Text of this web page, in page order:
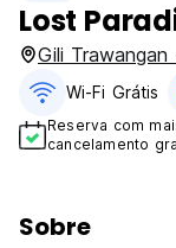
Lost
Gili Trawangan
Wi-Fi Grátis
Reserva com
cancelamento
Sobre